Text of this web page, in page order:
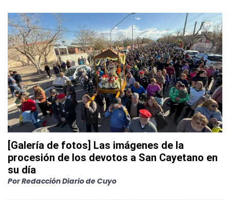
[Galería de fotos] Las imágenes de la
procesión de los devotos a San Cayetano en
su día
PorRedacción Diario de Cuyo